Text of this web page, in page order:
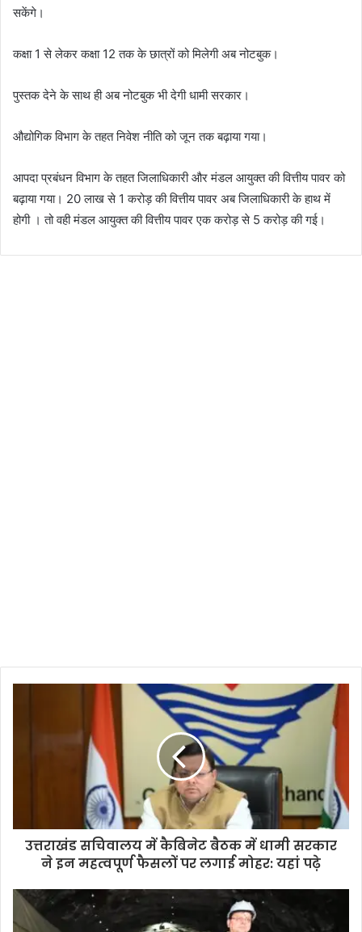
सकेंगे।
कक्षा 1 से लेकर कक्षा 12 तक के छात्रों को मिलेगी अब नोटबुक।
पुस्तक देने के साथ ही अब नोटबुक भी देगी धामी सरकार।
औद्योगिक विभाग के तहत निवेश नीति को जून तक बढ़ाया गया।
आपदा प्रबंधन विभाग के तहत जिलाधिकारी और मंडल आयुक्त की वित्तीय पावर को
बढ़ाया गया। 20 लाख से 1 करोड़ की वित्तीय पावर अब जिलाधिकारी के हाथ में
होगी । तो वही मंडल आयुक्त की वित्तीय पावर एक करोड़ से 5 करोड़ की गई।
उत्तराखंड सचिवालय में कैबिनेट बैठक में धामी सरकार
ने इन महत्वपूर्ण फैसलों पर लगाई मोहर: यहां पढ़े